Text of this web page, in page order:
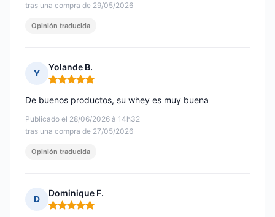
tras una compra de 29/05/2026
Opinión traducida
Y
Yolande B.
Nota: 5 de 5
Publicado el 28/06/2026 à 14h32
tras una compra de 27/05/2026
De buenos productos, su whey es muy buena
Opinión traducida
D
Dominique F.
Nota: 5 de 5